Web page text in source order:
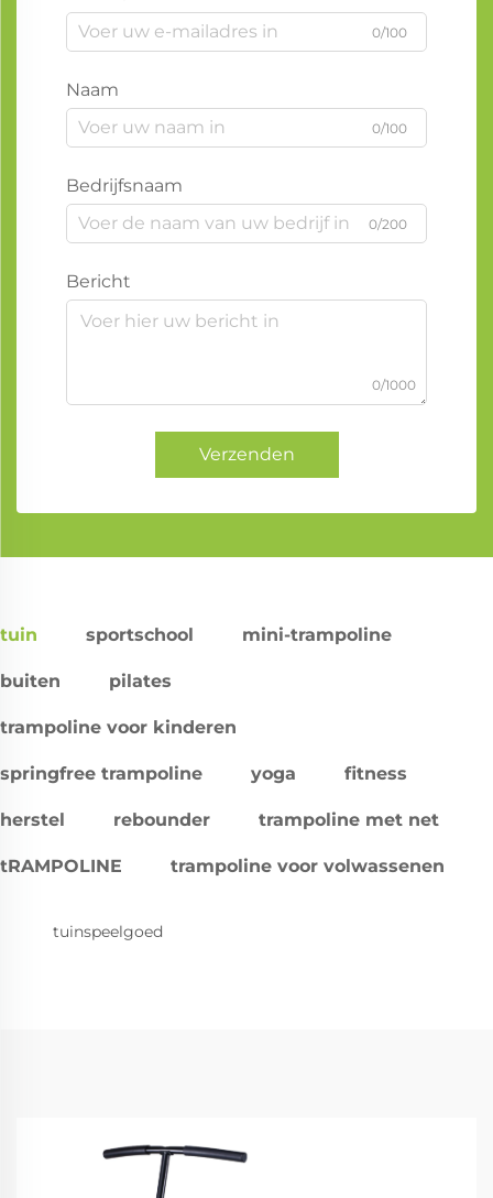
0/100
Naam
0/100
Bedrijfsnaam
0/200
Bericht
0/1000
Verzenden
tuin sportschool mini-trampoline
buiten pilates
trampoline voor kinderen
springfree trampoline yoga fitness
herstel rebounder trampoline met net
tRAMPOLINE trampoline voor volwassenen
tuinspeelgoed